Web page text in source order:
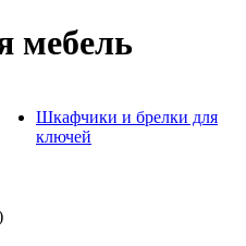
мебель
Шкафчики и брелки для
ключей